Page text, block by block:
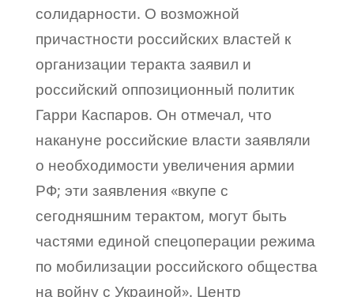
солидарности. О возможной
причастности российских властей к
организации теракта заявил и
российский оппозиционный политик
Гарри Каспаров. Он отмечал, что
накануне российские власти заявляли
о необходимости увеличения армии
РФ; эти заявления «вкупе с
сегодняшним терактом, могут быть
частями единой спецоперации режима
по мобилизации российского общества
на войну с Украиной». Центр